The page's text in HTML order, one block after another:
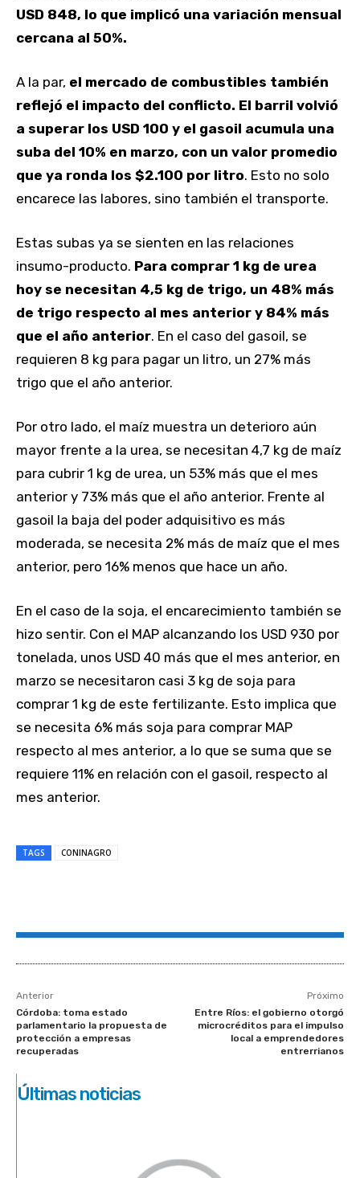
USD 848, lo que implicó una variación mensual
cercana al 50%.
A la par, el mercado de combustibles también
reflejó el impacto del conflicto. El barril volvió
a superar los USD 100 y el gasoil acumula una
suba del 10% en marzo, con un valor promedio
que ya ronda los $2.100 por litro. Esto no solo
encarece las labores, sino también el transporte.
Estas subas ya se sienten en las relaciones
insumo-producto. Para comprar 1 kg de urea
hoy se necesitan 4,5 kg de trigo, un 48% más
de trigo respecto al mes anterior y 84% más
que el año anterior. En el caso del gasoil, se
requieren 8 kg para pagar un litro, un 27% más
trigo que el año anterior.
Por otro lado, el maíz muestra un deterioro aún
mayor frente a la urea, se necesitan 4,7 kg de maíz
para cubrir 1 kg de urea, un 53% más que el mes
anterior y 73% más que el año anterior. Frente al
gasoil la baja del poder adquisitivo es más
moderada, se necesita 2% más de maíz que el mes
anterior, pero 16% menos que hace un año.
En el caso de la soja, el encarecimiento también se
hizo sentir. Con el MAP alcanzando los USD 930 por
tonelada, unos USD 40 más que el mes anterior, en
marzo se necesitaron casi 3 kg de soja para
comprar 1 kg de este fertilizante. Esto implica que
se necesita 6% más soja para comprar MAP
respecto al mes anterior, a lo que se suma que se
requiere 11% en relación con el gasoil, respecto al
mes anterior.
TAGS CONINAGRO
Anterior
Córdoba: toma estado
parlamentario la propuesta de
protección a empresas
recuperadas
Próximo
Entre Ríos: el gobierno otorgó
microcréditos para el impulso
local a emprendedores
entrerrianos
Últimas noticias